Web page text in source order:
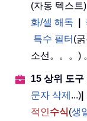
(자동 텍스트)
화/셀 해독
특수 필터 (
소선。。。)
15 상위 도구
문자 삭제 ...)
적인수식(생